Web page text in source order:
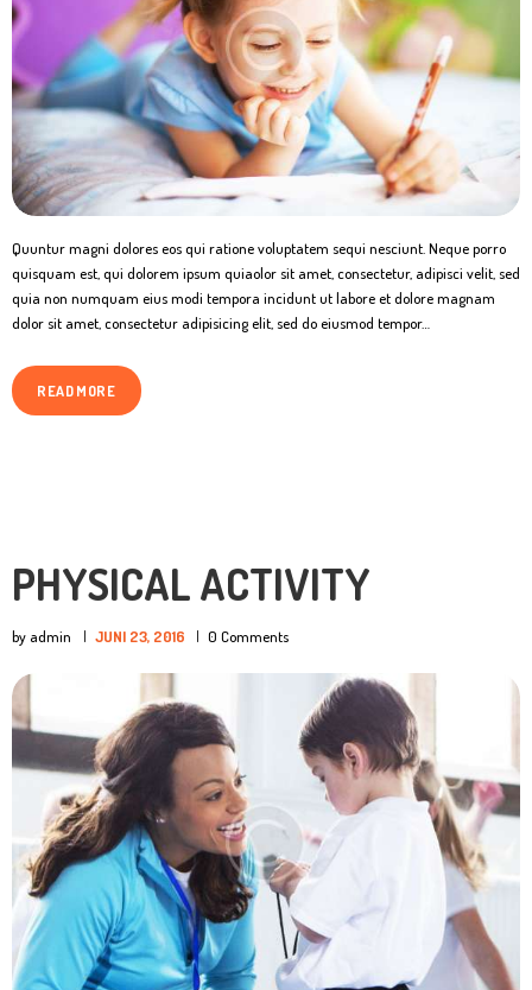
Quuntur magni dolores eos qui ratione voluptatem sequi nesciunt. Neque porro
quisquam est, qui dolorem ipsum quiaolor sit amet, consectetur, adipisci velit, sed
quia non numquam eius modi tempora incidunt ut labore et dolore magnam
dolor sit amet, consectetur adipisicing elit, sed do eiusmod tempor…
READ MORE
PHYSICAL ACTIVITY
by admin JUNI 23, 2016 0 Comments